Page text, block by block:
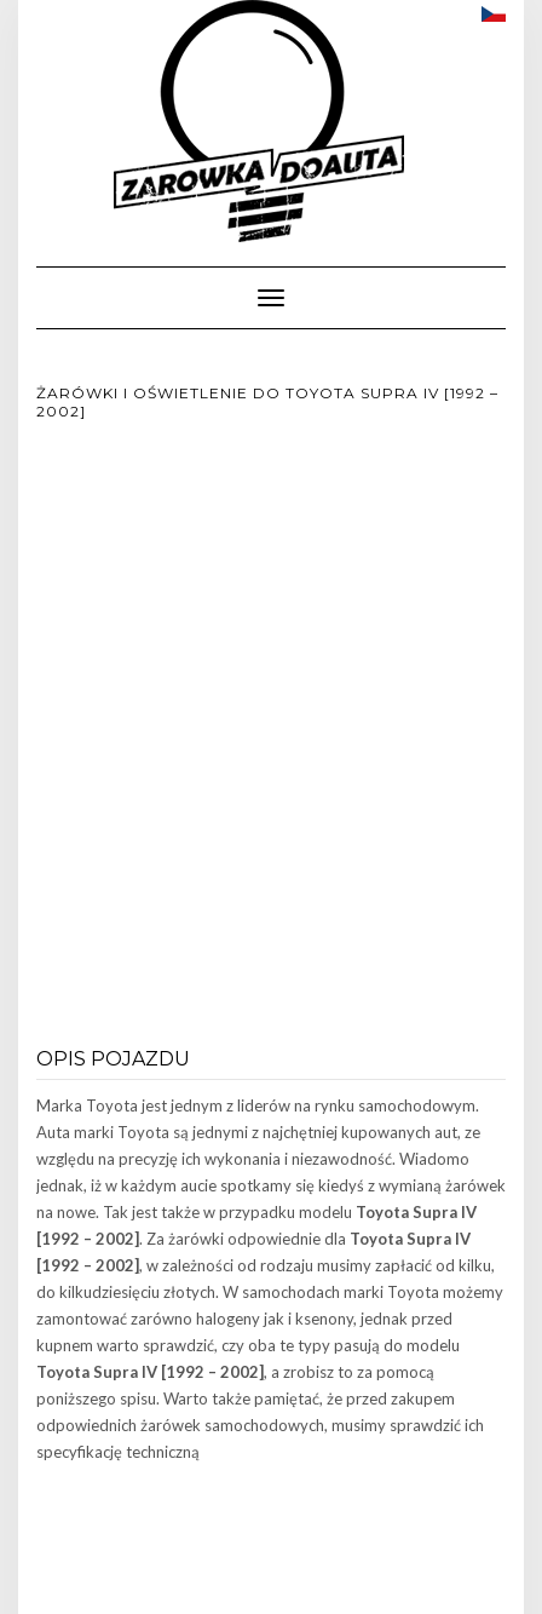
Toggle
Navigation
ŻARÓWKI I OŚWIETLENIE DO TOYOTA SUPRA IV [1992 –
2002]
OPIS POJAZDU
Marka Toyota jest jednym z liderów na rynku samochodowym.
Auta marki Toyota są jednymi z najchętniej kupowanych aut, ze
względu na precyzję ich wykonania i niezawodność. Wiadomo
jednak, iż w każdym aucie spotkamy się kiedyś z wymianą żarówek
na nowe. Tak jest także w przypadku modelu Toyota Supra IV
[1992 – 2002]. Za żarówki odpowiednie dla Toyota Supra IV
[1992 – 2002], w zależności od rodzaju musimy zapłacić od kilku,
do kilkudziesięciu złotych. W samochodach marki Toyota możemy
zamontować zarówno halogeny jak i ksenony, jednak przed
kupnem warto sprawdzić, czy oba te typy pasują do modelu
Toyota Supra IV [1992 – 2002], a zrobisz to za pomocą
poniższego spisu. Warto także pamiętać, że przed zakupem
odpowiednich żarówek samochodowych, musimy sprawdzić ich
specyfikację techniczną